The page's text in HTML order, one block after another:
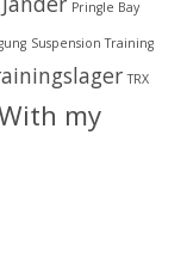
Pringle Bay
Suspension Training
TRX
my